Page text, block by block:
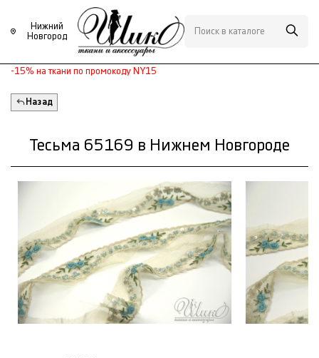
Нижний
Новгород
-15% на ткани по промокоду NY15
Назад
Тесьма 65169 в Нижнем Новгороде